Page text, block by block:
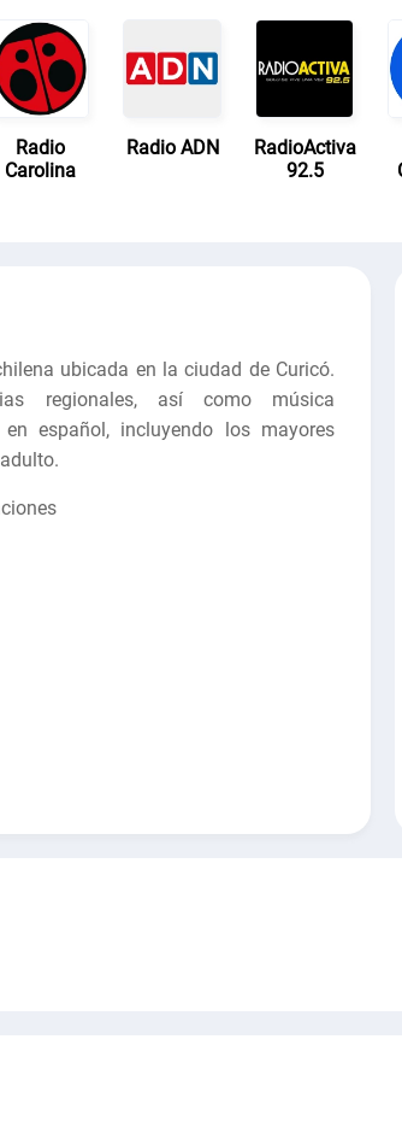
Radio
Carolina
Radio ADN
RadioActiva
92.5
ubicada en la ciudad de Curicó.
regionales, así como música
en español, incluyendo los mayores